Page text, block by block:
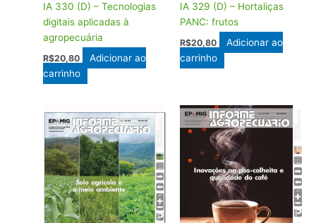
IA 330 (D) – Tecnologias
digitais aplicadas à
agropecuária
R$20,80
Adicionar ao
carrinho
IA 329 (D) – Hortaliças
PANC: frutos
R$20,80
Adicionar ao
carrinho